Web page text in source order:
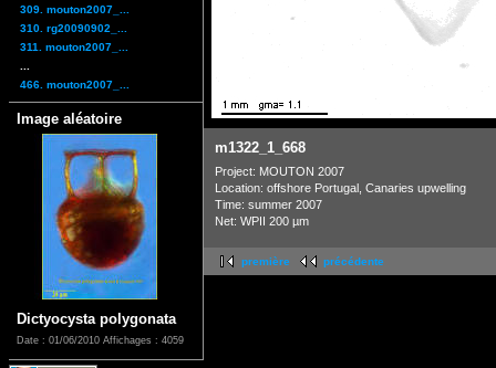
309. mouton2007_...
310. rg20090902_...
311. mouton2007_...
466. mouton2007_...
Image aléatoire
Dictyocysta polygonata
Date : 01/06/2010 Affichages : 4059
m1322_1_668
Project: MOUTON 2007
Location: offshore Portugal, Canaries upwelling
Time: summer 2007
Net: WPII 200 µm
première précédente